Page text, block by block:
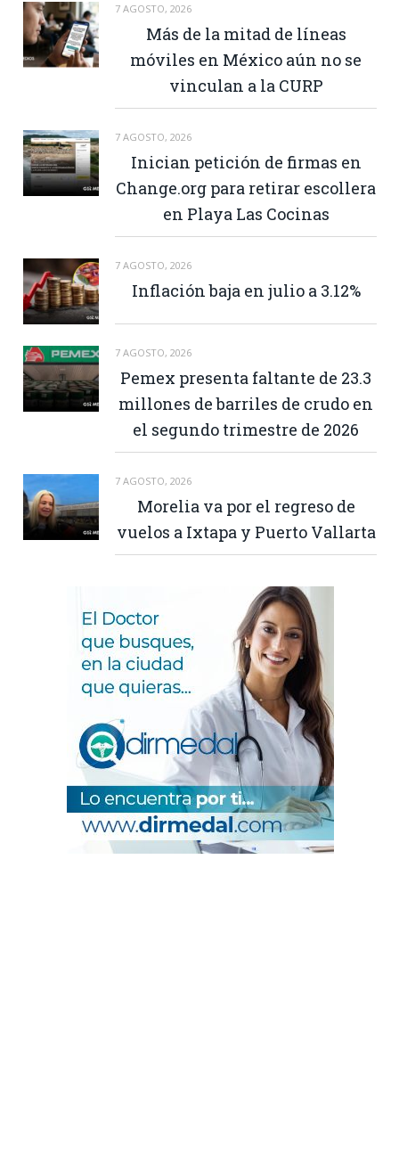
7 AGOSTO, 2026
Más de la mitad de líneas
móviles en México aún no se
vinculan a la CURP
7 AGOSTO, 2026
Inician petición de firmas en
Change.org para retirar escollera
en Playa Las Cocinas
7 AGOSTO, 2026
Inflación baja en julio a 3.12%
7 AGOSTO, 2026
Pemex presenta faltante de 23.3
millones de barriles de crudo en
el segundo trimestre de 2026
7 AGOSTO, 2026
Morelia va por el regreso de
vuelos a Ixtapa y Puerto Vallarta